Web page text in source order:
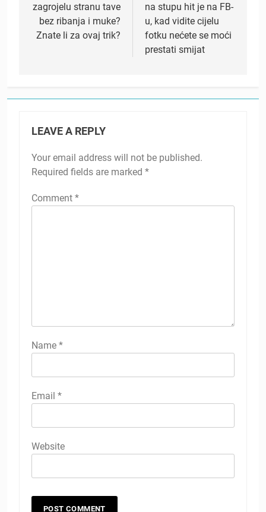
zagrojelu stranu tave
bez ribanja i muke?
Znate li za ovaj trik?
na stupu hit je na FB-
u, kad vidite cijelu
fotku nećete se moći
prestati smijat
LEAVE A REPLY
Your email address will not be published.
Required fields are marked *
Comment *
Name *
Email *
Website